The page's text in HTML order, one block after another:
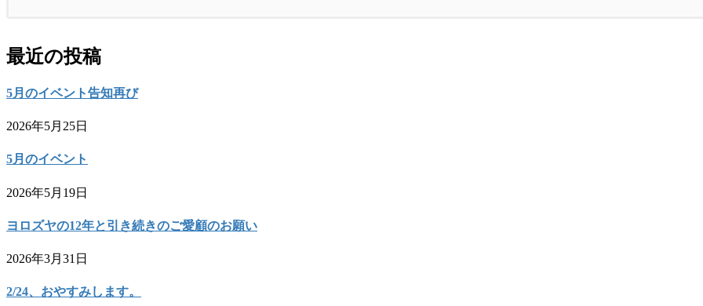
最近の投稿
5月のイベント告知再び
2026年5月25日
5月のイベント
2026年5月19日
ヨロズヤの12年と引き続きのご愛顧のお願い
2026年3月31日
2/24、おやすみします。